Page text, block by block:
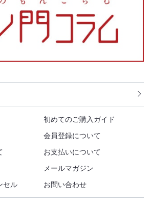
初めてのご購入ガイド
会員登録について
お支払いについて
メールマガジン
セル
お問い合わせ